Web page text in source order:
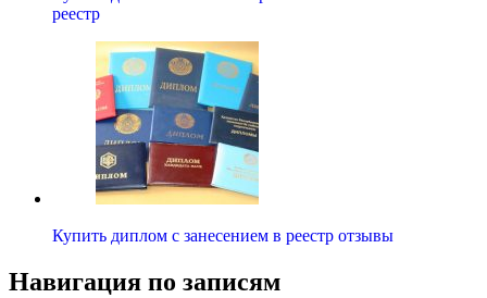
реестр
Купить диплом с занесением в реестр отзывы
Навигация по записям